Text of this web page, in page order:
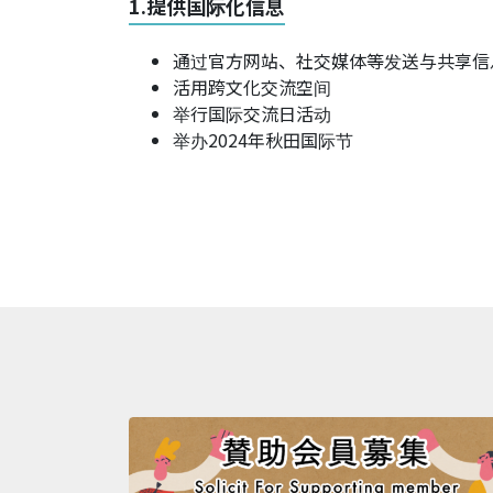
通过官方网站、社交媒体等发送与共享
活用跨文化交流空间
举行国际交流日活动
举办2024年秋田国际节